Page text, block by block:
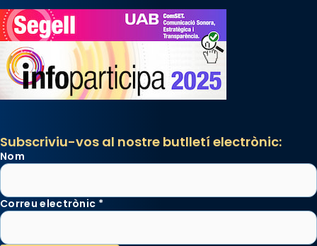
Subscriviu-vos al nostre butlletí electrònic:
Nom
Correu electrònic *